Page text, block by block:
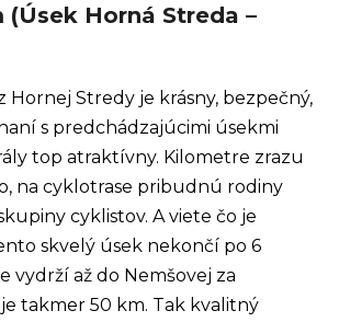
(Úsek Horná Streda –
Hornej Stredy je krásny, bezpečný,
s predchádzajúcimi úsekmi
top atraktívny. Kilometre zrazu
na cyklotrase pribudnú rodiny
cyklistov. A viete čo je
skvelý úsek nekončí po 6
vydrží až do Nemšovej za
takmer 50 km. Tak kvalitný